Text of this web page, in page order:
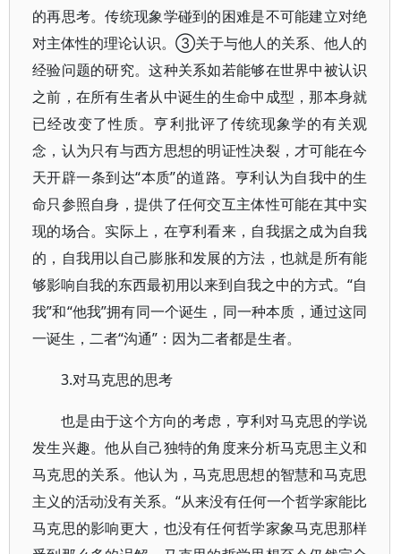
的再思考。传统现象学碰到的困难是不可能建立对绝
对主体性的理论认识。③关于与他人的关系、他人的
经验问题的研究。这种关系如若能够在世界中被认识
之前，在所有生者从中诞生的生命中成型，那本身就
已经改变了性质。亨利批评了传统现象学的有关观
念，认为只有与西方思想的明证性决裂，才可能在今
天开辟一条到达“本质”的道路。亨利认为自我中的生
命只参照自身，提供了任何交互主体性可能在其中实
现的场合。实际上，在亨利看来，自我据之成为自我
的，自我用以自己膨胀和发展的方法，也就是所有能
够影响自我的东西最初用以来到自我之中的方式。“自
我”和“他我”拥有同一个诞生，同一种本质，通过这同
一诞生，二者“沟通”：因为二者都是生者。
3.对马克思的思考
也是由于这个方向的考虑，亨利对马克思的学说
发生兴趣。他从自己独特的角度来分析马克思主义和
马克思的关系。他认为，马克思思想的智慧和马克思
主义的活动没有关系。“从来没有任何一个哲学家能比
马克思的影响更大，也没有任何哲学家象马克思那样